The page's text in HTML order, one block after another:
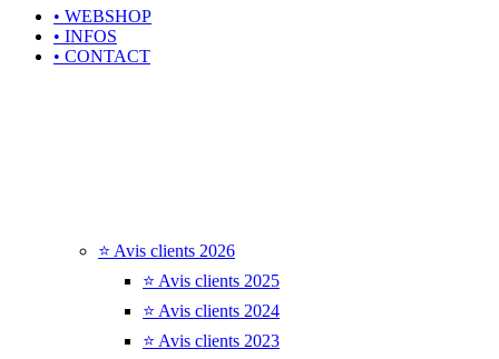
• WEBSHOP
• INFOS
• CONTACT
⭐ Avis clients 2026
⭐ Avis clients 2025
⭐ Avis clients 2024
⭐ Avis clients 2023